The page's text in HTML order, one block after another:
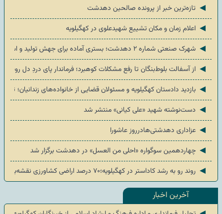
◄ تازه‌ترین خبر از پرونده صالحین دهدشت
◄ اعلام زمان و مکان تشییع شهیدعلوی در کهگیلویه
◄ شهرک صنعتی شماره ۲ دهدشت؛ بستری آماده برای جهش تولید و اشتغال در کهگیلویه
◄ از آسفالت بلوط‌بنگان تا رفع مشکلات کوهبرد؛ فرماندار پای دردِ دل
◄ بازدید دادستان کهگیلویه و مسئولان قضایی از خانواده‌های زندانیان؛
◄ دست‌نوشته شهید «علی کیانی» منتشر شد
◄ عزاداری دهدشتی‌هادرروز عاشورا
◄ چهاردهمین سوگواره «احلی من العسل» در دهدشت برگزار شد
◄ روند رو به رشد کاداستر در کهگیلویه؛۷۰ درصد اراضی کشاورزی نقشه‌برداری شد
آخرین اخبار